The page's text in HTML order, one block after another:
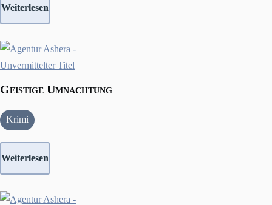
Weiterlesen
Geistige Umnachtung
Krimi
Weiterlesen